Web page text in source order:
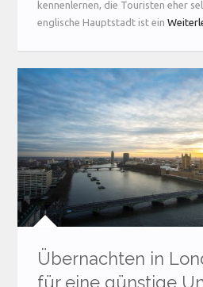
kennenlernen, die Touristen eher
englische Hauptstadt ist ein
Übernachten in
für eine günstige